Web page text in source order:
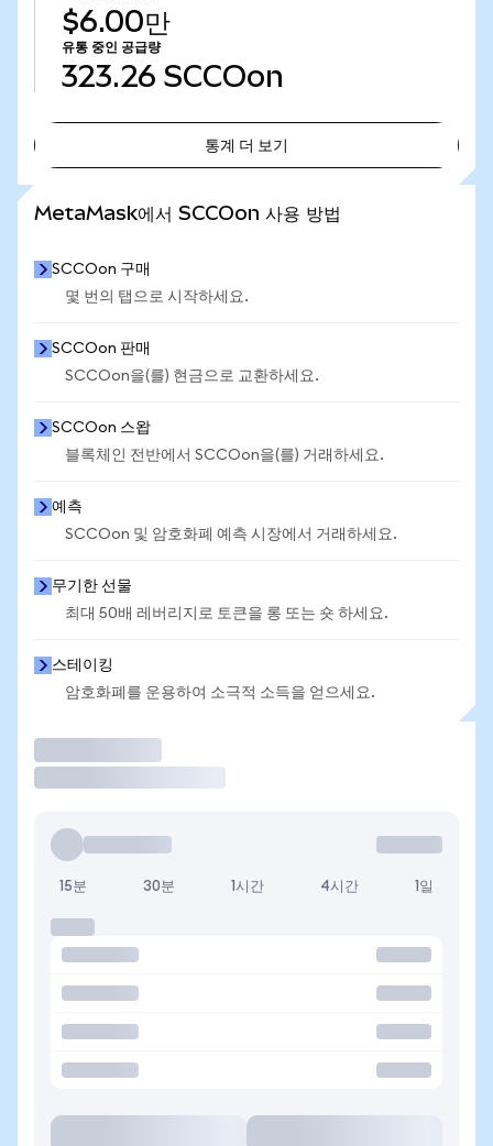
$6.00만
유통 중인 공급량
323.26 SCCOon
통계 더 보기
MetaMask에서 SCCOon 사용 방법
SCCOon 구매
몇 번의 탭으로 시작하세요.
SCCOon 판매
SCCOon을(를) 현금으로 교환하세요.
SCCOon 스왑
블록체인 전반에서 SCCOon을(를) 거래하세요.
예측
SCCOon 및 암호화폐 예측 시장에서 거래하세요.
무기한 선물
최대 50배 레버리지로 토큰을 롱 또는 숏 하세요.
스테이킹
암호화폐를 운용하여 소극적 소득을 얻으세요.
15분 30분 1시간 4시간 1일